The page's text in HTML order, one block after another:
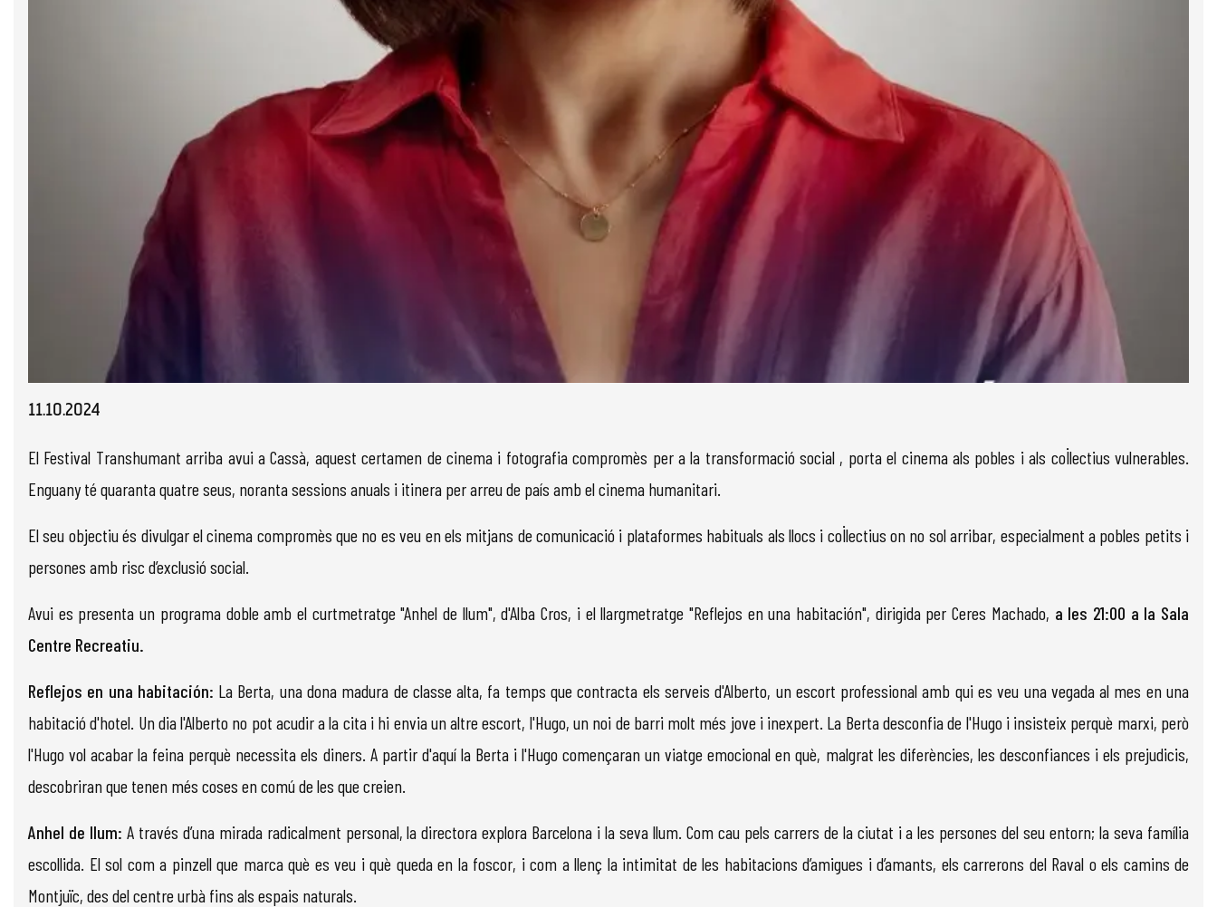
11.10.2024
El Festival Transhumant arriba avui a Cassà, aquest certamen de cinema i fotografia compromès per a la transformació social , porta el cinema als pobles i als col·lectius vulnerables.
Enguany té quaranta quatre seus, noranta sessions anuals i itinera per arreu de país amb el cinema humanitari.
El seu objectiu és divulgar el cinema compromès que no es veu en els mitjans de comunicació i plataformes habituals als llocs i col·lectius on no sol arribar, especialment a pobles petits i
persones amb risc d’exclusió social.
Avui es presenta un programa doble amb el curtmetratge "Anhel de llum", d'Alba Cros, i el llargmetratge "Reflejos en una habitación", dirigida per Ceres Machado, a les 21:00 a la Sala
Centre Recreatiu.
Reflejos en una habitación: La Berta, una dona madura de classe alta, fa temps que contracta els serveis d'Alberto, un escort professional amb qui es veu una vegada al mes en una
habitació d'hotel. Un dia l'Alberto no pot acudir a la cita i hi envia un altre escort, l'Hugo, un noi de barri molt més jove i inexpert. La Berta desconfia de l'Hugo i insisteix perquè marxi, però
l'Hugo vol acabar la feina perquè necessita els diners. A partir d'aquí la Berta i l'Hugo començaran un viatge emocional en què, malgrat les diferències, les desconfiances i els prejudicis,
descobriran que tenen més coses en comú de les que creien.
Anhel de llum: A través d’una mirada radicalment personal, la directora explora Barcelona i la seva llum. Com cau pels carrers de la ciutat i a les persones del seu entorn; la seva família
escollida. El sol com a pinzell que marca què es veu i què queda en la foscor, i com a llenç la intimitat de les habitacions d’amigues i d’amants, els carrerons del Raval o els camins de
Montjuïc, des del centre urbà fins als espais naturals.